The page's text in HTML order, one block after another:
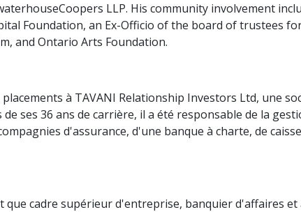
LLP. His community involvement
Foundation, an Ex-Officio of the board of trustees
and Ontario Arts Foundation.
à TAVANI Relationship Investors Ltd, une
ses 36 ans de carrière, il a été responsable de la
d'assurance, d'une banque à charte, de
cadre supérieur d'entreprise, banquier d'affaires et